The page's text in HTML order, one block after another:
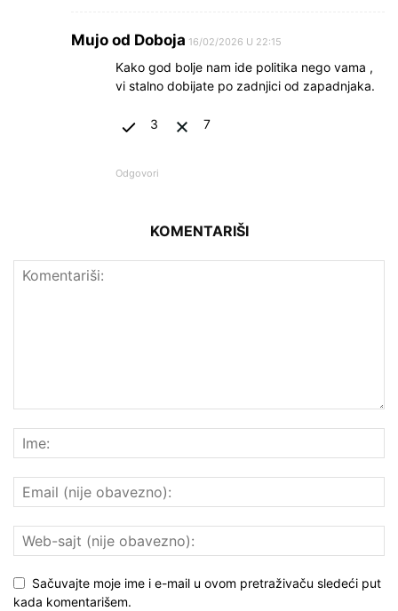
Mujo od Doboja 16/02/2026 U 22:15
Kako god bolje nam ide politika nego vama ,
vi stalno dobijate po zadnjici od zapadnjaka.
3 7
Odgovori
KOMENTARIŠI
Sačuvajte moje ime i e-mail u ovom pretraživaču sledeći put
kada komentarišem.